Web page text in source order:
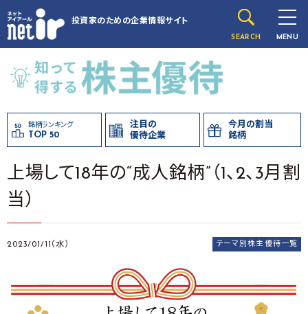
投資家のための企業情報サイト
SEARCH MENU
銘柄ランキング
TOP 50
注目の
優待企業
今月の割当
銘柄
上場して18年の“成人銘柄”（1、2、3月割
当）
2023/01/11（水） テーマ別株主優待一覧